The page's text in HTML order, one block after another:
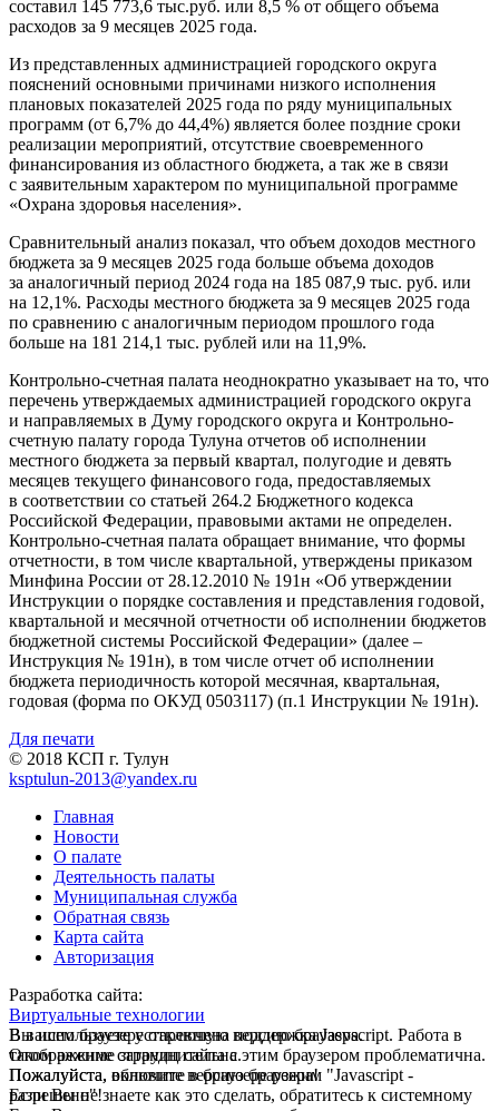
составил 145 773,6 тыс.руб. или 8,5 % от общего объема
расходов за 9 месяцев 2025 года.
Из представленных администрацией городского округа
пояснений основными причинами низкого исполнения
плановых показателей 2025 года по ряду муниципальных
программ (от 6,7% до 44,4%) является более поздние сроки
реализации мероприятий, отсутствие своевременного
финансирования из областного бюджета, а так же в связи
с заявительным характером по муниципальной программе
«Охрана здоровья населения».
Сравнительный анализ показал, что объем доходов местного
бюджета за 9 месяцев 2025 года больше объема доходов
за аналогичный период 2024 года на 185 087,9 тыс. руб. или
на 12,1%. Расходы местного бюджета за 9 месяцев 2025 года
по сравнению с аналогичным периодом прошлого года
больше на 181 214,1 тыс. рублей или на 11,9%.
Контрольно-счетная палата неоднократно указывает на то, что
перечень утверждаемых администрацией городского округа
и направляемых в Думу городского округа и Контрольно-
счетную палату города Тулуна отчетов об исполнении
местного бюджета за первый квартал, полугодие и девять
месяцев текущего финансового года, предоставляемых
в соответствии со статьей 264.2 Бюджетного кодекса
Российской Федерации, правовыми актами не определен.
Контрольно-счетная палата обращает внимание, что формы
отчетности, в том числе квартальной, утверждены приказом
Минфина России от 28.12.2010 № 191н «Об утверждении
Инструкции о порядке составления и представления годовой,
квартальной и месячной отчетности об исполнении бюджетов
бюджетной системы Российской Федерации» (далее –
Инструкция № 191н), в том числе отчет об исполнении
бюджета периодичность которой месячная, квартальная,
годовая (форма по ОКУД 0503117) (п.1 Инструкции № 191н).
Для печати
© 2018 КСП г. Тулун
ksptulun-2013@yandex.ru
Главная
Новости
О палате
Деятельность палаты
Муниципальная служба
Обратная связь
Карта сайта
Авторизация
Разработка сайта:
Виртуальные технологии
В вашем браузере отключена поддержка Jasvscript. Работа в
таком режиме затруднительна.
Пожалуйста, включите в браузере режим "Javascript -
разрешено"!
Вы используете устаревшую версию браузера.
Отображение страниц сайта с этим браузером проблематична.
Пожалуйста, обновите версию браузера!
Если Вы не знаете как это сделать, обратитесь к системному